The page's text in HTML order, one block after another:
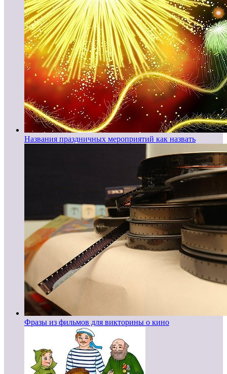
Названия праздничных мероприятий как назвать
Фразы из фильмов для викторины о кино